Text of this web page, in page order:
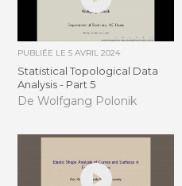
PUBLIÉE LE5 AVRIL 2024
Statistical Topological Data
Analysis - Part 5
De Wolfgang Polonik